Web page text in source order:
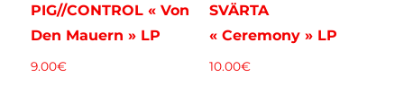
PIG//CONTROL « Von
Den Mauern » LP
9.00€
SVÄRTA
« Ceremony » LP
10.00€